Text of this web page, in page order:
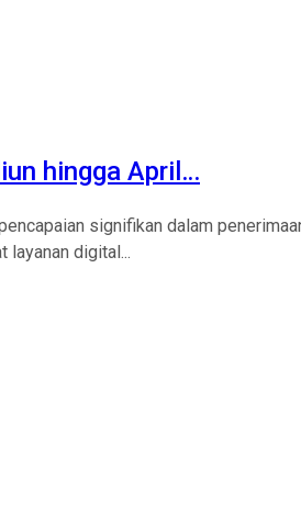
hingga April…
signifikan dalam
layanan digital...